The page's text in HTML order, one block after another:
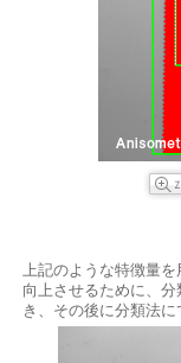
上記のような特徴量
向上させるために、
き、その後に分類法